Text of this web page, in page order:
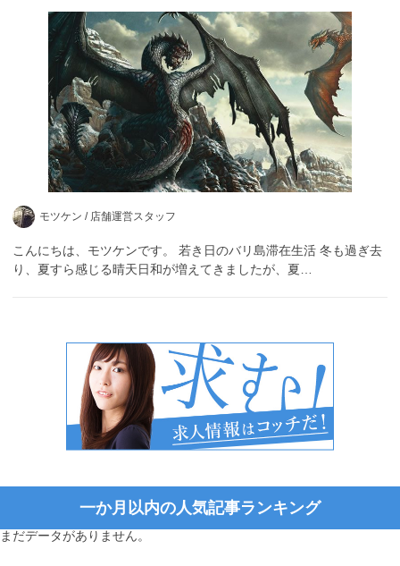
モツケン / 店舗運営スタッフ
こんにちは、モツケンです。 若き日のバリ島滞在生活 冬も過ぎ去
り、夏すら感じる晴天日和が増えてきましたが、夏…
一か月以内の人気記事ランキング
まだデータがありません。